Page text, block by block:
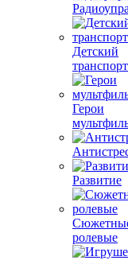
Детский
транспорт
Герои
Развитие
ролевые